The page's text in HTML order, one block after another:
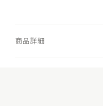
商品詳細